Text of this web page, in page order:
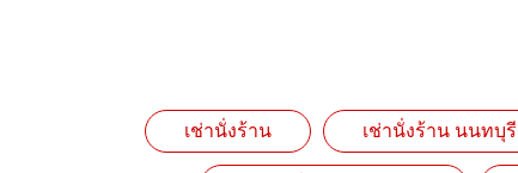
เช่านั่งร้าน เช่านั่งร้าน นนทบุรี